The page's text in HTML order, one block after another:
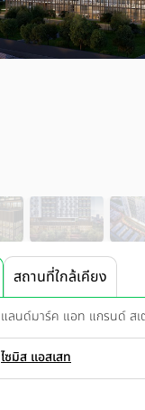
สถานที่ใกล้เคียง
แลนด์มาร์ค แอท แกรนด์ สเ
ไซมิส แอสเสท